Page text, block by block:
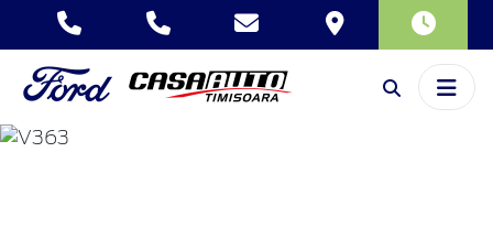
TRANSIT